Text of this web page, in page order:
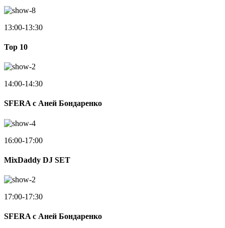
13:00-13:30
Top 10
14:00-14:30
SFERA с Аней Бондаренко
16:00-17:00
MixDaddy DJ SET
17:00-17:30
SFERA с Аней Бондаренко